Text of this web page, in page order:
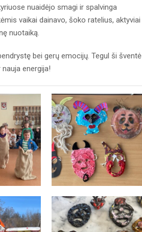
nuaidėjo smagi ir spalvinga
vaikai dainavo, šoko ratelius, aktyviai
nuotaiką.
bei gerų emocijų. Tegul ši šventė
energija!